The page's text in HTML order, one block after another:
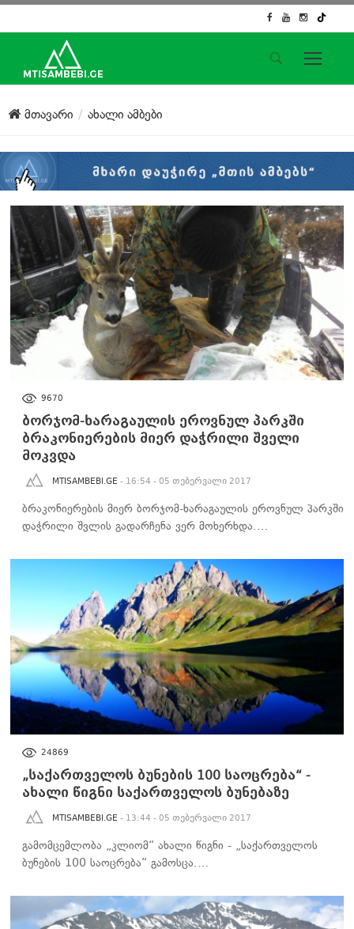
საიტის მენიუ
მთავარი
ქართული საქმე
ჩვენ შესახებ
კონტაქტი
სოციალური ქსელები
მთავარი ახალი ამბები
9670
ბორჯომ-ხარაგაულის ეროვნულ პარკში
ბრაკონიერების მიერ დაჭრილი შველი
მოკვდა
MTISAMBEBI.GE - 16:54 - 05 თებერვალი 2017
ბრაკონიერების მიერ ბორჯომ-ხარაგაულის ეროვნულ პარკში
დაჭრილი შვლის გადარჩენა ვერ მოხერხდა.…
24869
„საქართველოს ბუნების 100 საოცრება“ -
ახალი წიგნი საქართველოს ბუნებაზე
MTISAMBEBI.GE - 13:44 - 05 თებერვალი 2017
გამომცემლობა „კლიომ“ ახალი წიგნი - „საქართველოს
ბუნების 100 საოცრება“ გამოსცა.…